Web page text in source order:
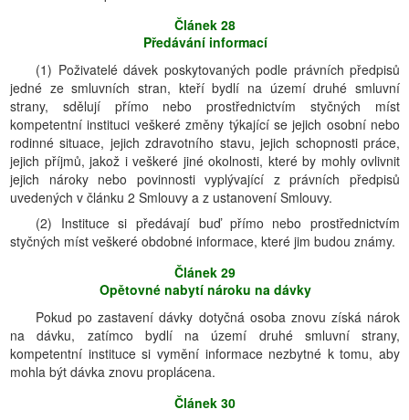
Článek 28
Předávání informací
(1) Poživatelé dávek poskytovaných podle právních předpisů
jedné ze smluvních stran, kteří bydlí na území druhé smluvní
strany, sdělují přímo nebo prostřednictvím styčných míst
kompetentní instituci veškeré změny týkající se jejich osobní nebo
rodinné situace, jejich zdravotního stavu, jejich schopnosti práce,
jejich příjmů, jakož i veškeré jiné okolnosti, které by mohly ovlivnit
jejich nároky nebo povinnosti vyplývající z právních předpisů
uvedených v článku 2 Smlouvy a z ustanovení Smlouvy.
(2) Instituce si předávají buď přímo nebo prostřednictvím
styčných míst veškeré obdobné informace, které jim budou známy.
Článek 29
Opětovné nabytí nároku na dávky
Pokud po zastavení dávky dotyčná osoba znovu získá nárok
na dávku, zatímco bydlí na území druhé smluvní strany,
kompetentní instituce si vymění informace nezbytné k tomu, aby
mohla být dávka znovu proplácena.
Článek 30